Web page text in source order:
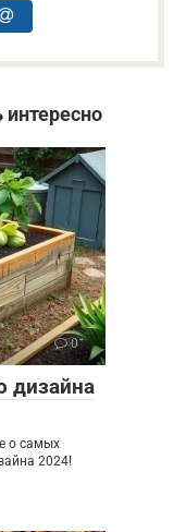
0
дизайна
о самых
2024!